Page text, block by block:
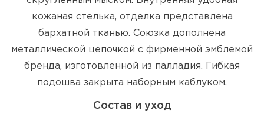
кожаная стелька, отделка представлена
бархатной тканью. Союзка дополнена
металлической цепочкой с фирменной эмблемой
бренда, изготовленной из палладия. Гибкая
подошва закрыта наборным каблуком.
Состав и уход